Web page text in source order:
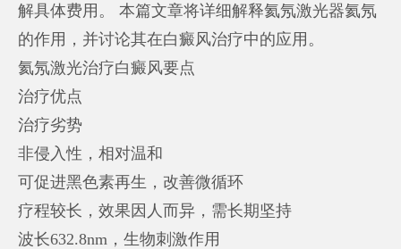
解具体费用。 本篇文章将详细解释氦氖激光器氦氖
的作用，并讨论其在白癜风治疗中的应用。
氦氖激光治疗白癜风要点
治疗优点
治疗劣势
非侵入性，相对温和
可促进黑色素再生，改善微循环
疗程较长，效果因人而异，需长期坚持
波长632.8nm，生物刺激作用